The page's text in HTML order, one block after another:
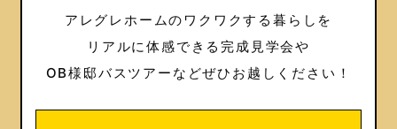
アレグレホームのワクワクする暮らしを
リアルに体感できる完成見学会や
OB様邸バスツアーなどぜひお越しください！